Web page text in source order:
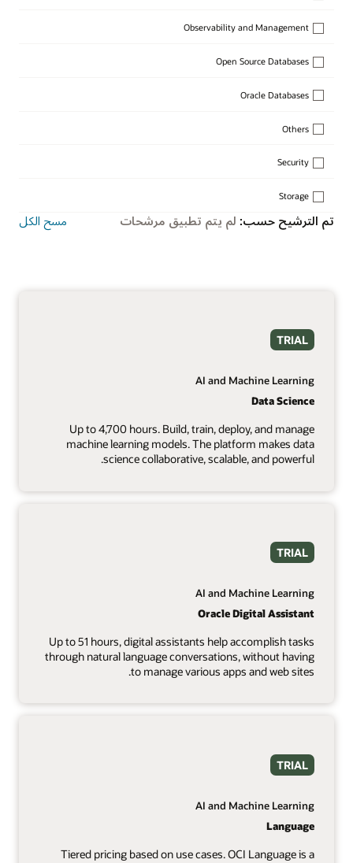
Observability and Management
Open Source Databases
Oracle Databases
Others
Security
Storage
تم الترشيح حسب: لم يتم تطبيق مرشحات مسح الكل
TRIAL
AI and Machine Learning
Data Science
Up to 4,700 hours. Build, train, deploy, and manage
machine learning models. The platform makes data
science collaborative, scalable, and powerful.
TRIAL
AI and Machine Learning
Oracle Digital Assistant
Up to 51 hours, digital assistants help accomplish tasks
through natural language conversations, without having
to manage various apps and web sites.
TRIAL
AI and Machine Learning
Language
Tiered pricing based on use cases. OCI Language is a